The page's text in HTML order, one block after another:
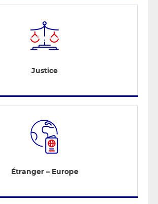
Justice
Étranger – Europe